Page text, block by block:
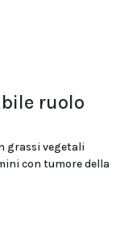
ruolo
grassi vegetali
con tumore della